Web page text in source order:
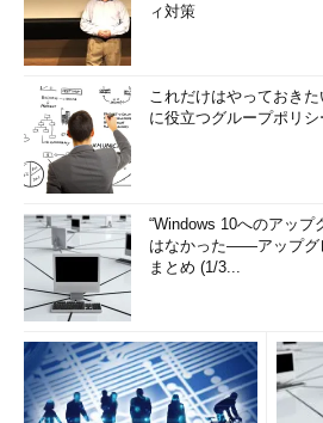
ィ対策
これだけはやっておき
に役立つグループポリシ
“Windows 10へのアップ
はなかった――アップグ
まとめ (1/3...